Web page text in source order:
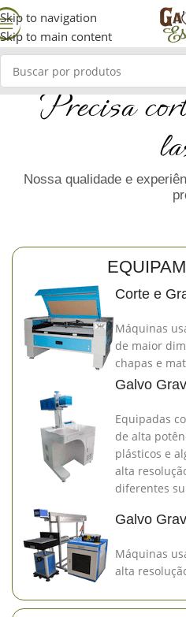
Skip to navigation
Skip to main content
Precisa
Nossa qualidade e
Corte e
Máquinas
de maior
chapas e
Galvo
Equipadas
de alta
plásticos e
alta
diferentes
Galvo
Máquinas
alta